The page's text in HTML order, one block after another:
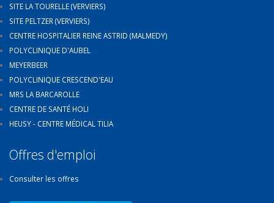
SITE LA TOURELLE (VERVIERS)
SITE PELTZER (VERVIERS)
CENTRE HOSPITALIER REINE ASTRID (MALMEDY)
POLYCLINIQUE D'AUBEL
MEYERBEER
POLYCLINIQUE CRESCEND'EAU
MRS LA BARCAROLLE
CENTRE DE SANTÉ HOLI
HEUSY - CENTRE MÉDICAL TILIA
Offres d'emploi
Consulter les offres